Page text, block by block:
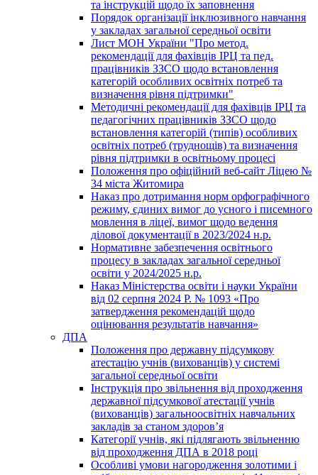
та інструкцій щодо їх заповнення
Порядок організації інклюзивного навчання
у закладах загальної середньої освіти
Лист МОН України "Про метод.
рекомендації для фахівців ІРЦ та пед.
працівників ЗЗСО щодо встановлення
категорій особливих освітніх потреб та
визначення рівня підтримки"
Методичні рекомендації для фахівців ІРЦ та
педагогічних працівників ЗЗСО щодо
встановлення категорій (типів) особливих
освітніх потреб (труднощів) та визначення
рівня підтримки в освітньому процесі
Положення про офіційний веб-сайт Ліцею №
34 міста Житомира
Наказ про дотримання норм орфографічного
режиму, єдиних вимог до усного і писемного
мовлення в ліцеї, вимог щодо ведення
ділової документації в 2023/2024 н.р.
Нормативне забезпечення освітнього
процесу в закладах загальної середньої
освіти у 2024/2025 н.р.
Наказ Міністерства освіти і науки України
від 02 серпня 2024 Р. № 1093 «Про
затвердження рекомендацій щодо
оцінювання результатів навчання»
ДПА
Положення про державну підсумкову
атестацію учнів (вихованців) у системі
загальної середньої освіти
Інструкція про звільнення від проходження
державної підсумкової атестації учнів
(вихованців) загальноосвітніх навчальних
закладів за станом здоров’я
Категорії учнів, які підлягають звільненню
від проходження ДПА в 2018 році
Особливі умови нагородження золотими і